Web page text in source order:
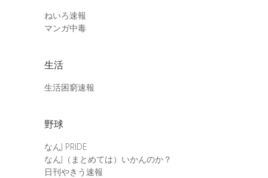
ねいろ速報
マンガ中毒
生活
生活困窮速報
野球
なんJ PRIDE
なんJ（まとめては）いかんのか？
日刊やきう速報